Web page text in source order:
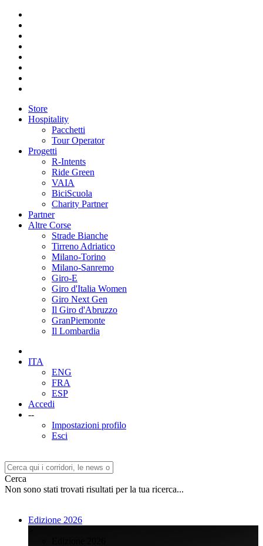
Store
Hospitality
Pacchetti
Tour Operator
Progetti
R-Intents
Ride Green
VAIA
BiciScuola
Charity Partner
Partner
Altre Corse
Strade Bianche
Tirreno Adriatico
Milano-Torino
Milano-Sanremo
Giro-E
Giro d'Italia Women
Giro Next Gen
Il Giro d'Abruzzo
GranPiemonte
Il Lombardia
ITA
ENG
FRA
ESP
Accedi
--
Impostazioni profilo
Esci
Cerca
Non sono stati trovati risultati per la tua ricerca...
Edizione 2026